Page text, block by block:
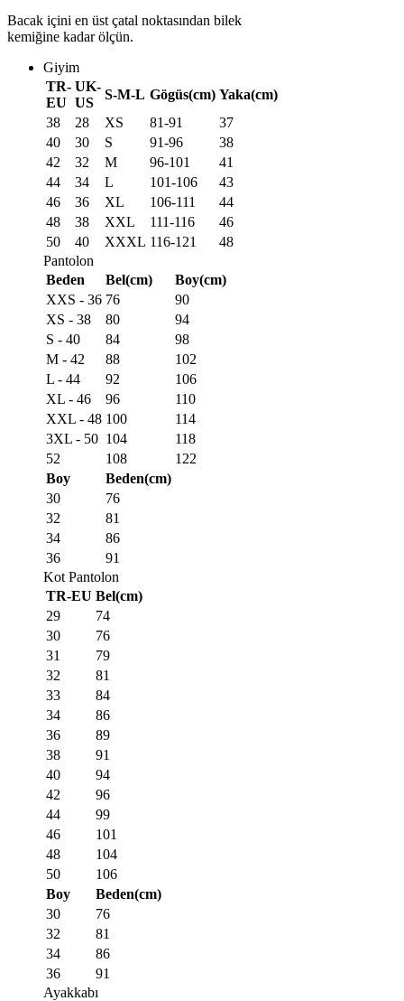
Bacak içini en üst çatal noktasından bilek
kemiğine kadar ölçün.
Giyim
TR-
EU
UK-
US
S-M-L Gögüs(cm) Yaka(cm)
38
28 XS 81-91
37
40
30 S 91-96
38
42
32 M 96-101
41
44
34 L 101-106
43
46
36 XL 106-111
44
48
38 XXL 111-116
46
50
40 XXXL 116-121
48
Pantolon
Beden
Bel(cm)
Boy(cm)
XXS - 36 76
90
XS - 38
80
94
S - 40
84
98
M - 42
88
102
L - 44
92
106
XL - 46
96
110
XXL - 48 100
114
3XL - 50 104
118
52
108
122
Boy
Beden(cm)
30
76
32
81
34
86
36
91
Kot Pantolon
TR-EU Bel(cm)
29
74
30
76
31
79
32
81
33
84
34
86
36
89
38
91
40
94
42
96
44
99
46
101
48
104
50
106
Boy
Beden(cm)
30
76
32
81
34
86
36
91
Ayakkabı